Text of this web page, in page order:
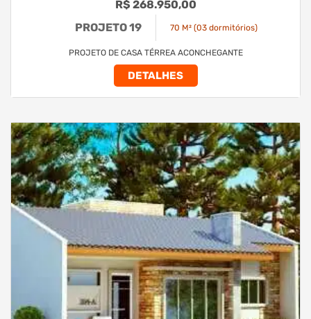
R$ 268.950,00
PROJETO 19
70 M² (03 dormitórios)
PROJETO DE CASA TÉRREA ACONCHEGANTE
DETALHES